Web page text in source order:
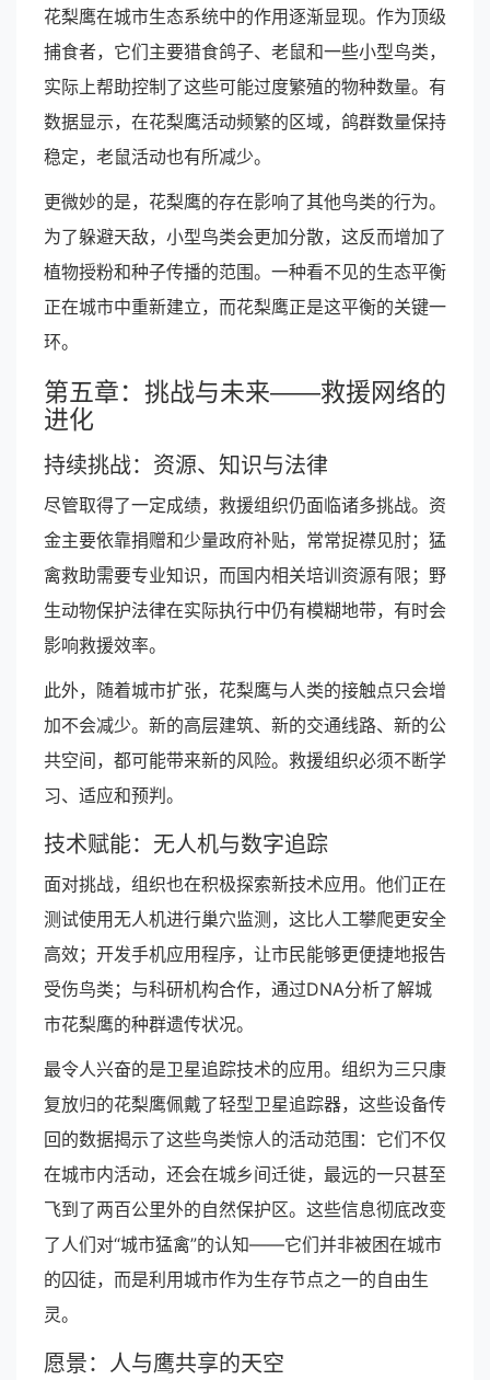
花梨鹰在城市生态系统中的作用逐渐显现。作为顶级
捕食者，它们主要猎食鸽子、老鼠和一些小型鸟类，
实际上帮助控制了这些可能过度繁殖的物种数量。有
数据显示，在花梨鹰活动频繁的区域，鸽群数量保持
稳定，老鼠活动也有所减少。
更微妙的是，花梨鹰的存在影响了其他鸟类的行为。
为了躲避天敌，小型鸟类会更加分散，这反而增加了
植物授粉和种子传播的范围。一种看不见的生态平衡
正在城市中重新建立，而花梨鹰正是这平衡的关键一
环。
第五章：挑战与未来——救援网络的
进化
持续挑战：资源、知识与法律
尽管取得了一定成绩，救援组织仍面临诸多挑战。资
金主要依靠捐赠和少量政府补贴，常常捉襟见肘；猛
禽救助需要专业知识，而国内相关培训资源有限；野
生动物保护法律在实际执行中仍有模糊地带，有时会
影响救援效率。
此外，随着城市扩张，花梨鹰与人类的接触点只会增
加不会减少。新的高层建筑、新的交通线路、新的公
共空间，都可能带来新的风险。救援组织必须不断学
习、适应和预判。
技术赋能：无人机与数字追踪
面对挑战，组织也在积极探索新技术应用。他们正在
测试使用无人机进行巢穴监测，这比人工攀爬更安全
高效；开发手机应用程序，让市民能够更便捷地报告
受伤鸟类；与科研机构合作，通过DNA分析了解城
市花梨鹰的种群遗传状况。
最令人兴奋的是卫星追踪技术的应用。组织为三只康
复放归的花梨鹰佩戴了轻型卫星追踪器，这些设备传
回的数据揭示了这些鸟类惊人的活动范围：它们不仅
在城市内活动，还会在城乡间迁徙，最远的一只甚至
飞到了两百公里外的自然保护区。这些信息彻底改变
了人们对“城市猛禽”的认知——它们并非被困在城市
的囚徒，而是利用城市作为生存节点之一的自由生
灵。
愿景：人与鹰共享的天空